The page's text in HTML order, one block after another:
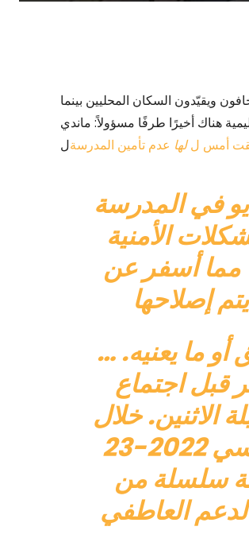
ويقيّدون السكان المحليين بينما
هناك أخيرًا طرفًا مسؤولاً: ماندي
أمس للها عدم تأمين المدرسة
الأمنية
مما أسفر عن
ما يعنيه. …
قبل اجتماع
الاثنين. خلال
الجلسة ، أعلن المجلس أن العام الدراسي 2022-23
سلسلة من
العاطفي